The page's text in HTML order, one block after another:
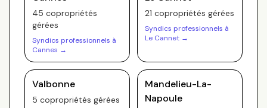
45 copropriétés
gérées
Syndics professionnels à
Cannes →
21 copropriétés gérées
Syndics professionnels à
Le Cannet →
Valbonne
5 copropriétés gérées
Mandelieu-La-
Napoule